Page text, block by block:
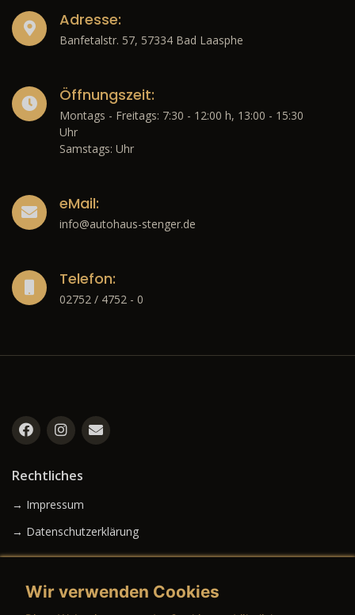
Adresse:
Banfetalstr. 57, 57334 Bad Laasphe
Öffnungszeit:
Montags - Freitags: 7:30 - 12:00 h, 13:00 - 15:30
Uhr
Samstags: Uhr
eMail:
info@autohaus-stenger.de
Telefon:
02752 / 4752 - 0
Rechtliches
→ Impressum
→ Datenschutzerklärung
Wir verwenden Cookies